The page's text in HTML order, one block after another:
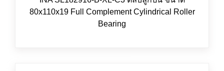
80x110x19 Full Complement Cylindrical Roller
Bearing